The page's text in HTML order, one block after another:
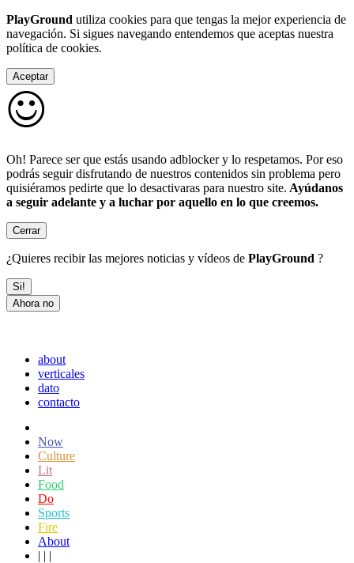
PlayGround utiliza cookies para que tengas la mejor experiencia de
navegación. Si sigues navegando entendemos que aceptas nuestra
política de cookies.
Aceptar
Oh! Parece ser que estás usando adblocker y lo respetamos. Por eso
podrás seguir disfrutando de nuestros contenidos sin problema pero
quisiéramos pedirte que lo desactivaras para nuestro site. Ayúdanos
a seguir adelante y a luchar por aquello en lo que creemos.
Cerrar
¿Quieres recibir las mejores noticias y vídeos de PlayGround ?
Si!
Ahora no
about
verticales
dato
contacto
Now
Culture
Lit
Food
Do
Sports
Fire
About
| | |